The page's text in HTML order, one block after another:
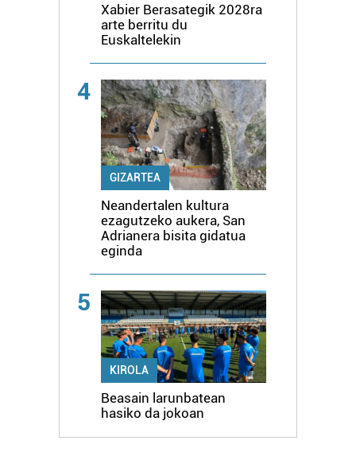
Xabier Berasategik 2028ra
arte berritu du
Euskaltelekin
4
GIZARTEA
Neandertalen kultura
ezagutzeko aukera, San
Adrianera bisita gidatua
eginda
5
KIROLA
Beasain larunbatean
hasiko da jokoan